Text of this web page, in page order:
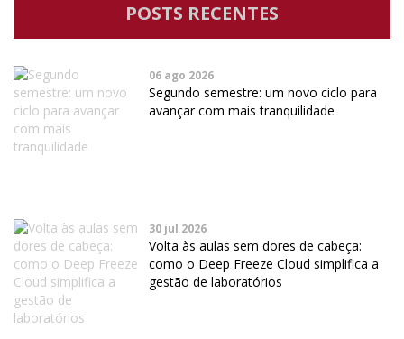
POSTS RECENTES
06 ago 2026
Segundo semestre: um novo ciclo para
avançar com mais tranquilidade
30 jul 2026
Volta às aulas sem dores de cabeça:
como o Deep Freeze Cloud simplifica a
gestão de laboratórios